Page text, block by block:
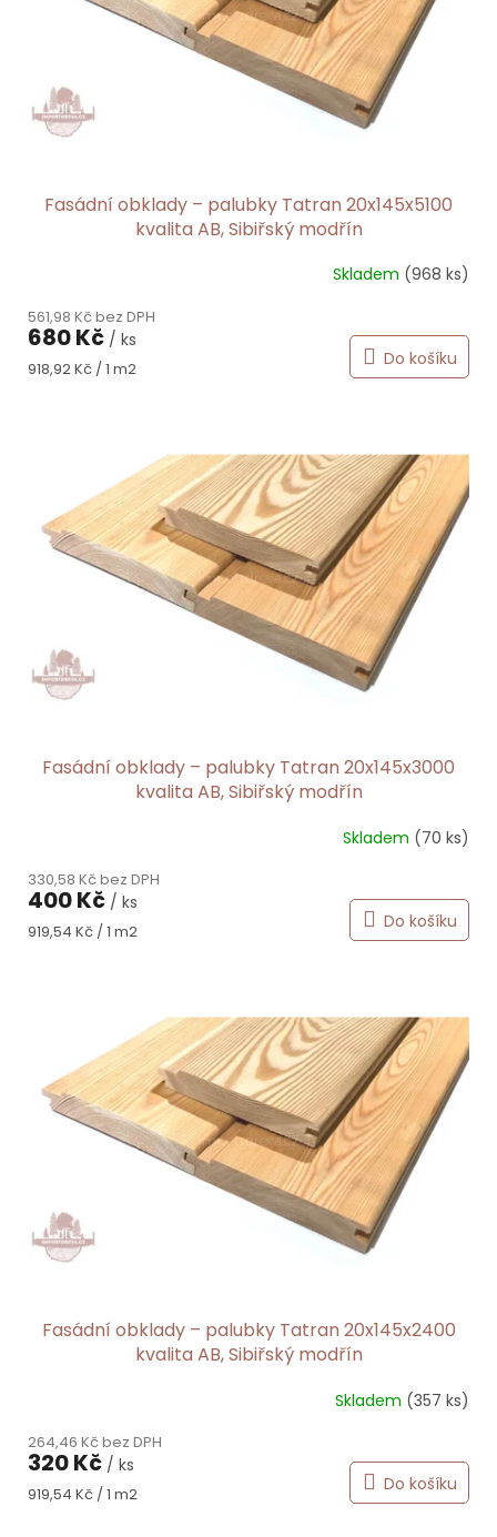
Fasádní obklady – palubky Tatran 20x145x5100
kvalita AB, Sibiřský modřín
Skladem (968 ks)
561,98 Kč bez DPH
680 Kč / ks
Měrná
918,92 Kč / 1 m2 Do košíku
Fasádní obklady – palubky Tatran 20x145x3000
kvalita AB, Sibiřský modřín
Skladem (70 ks)
330,58 Kč bez DPH
400 Kč / ks
Měrná
919,54 Kč / 1 m2 Do košíku
Fasádní obklady – palubky Tatran 20x145x2400
kvalita AB, Sibiřský modřín
Skladem (357 ks)
264,46 Kč bez DPH
320 Kč / ks
Měrná
919,54 Kč / 1 m2 Do košíku